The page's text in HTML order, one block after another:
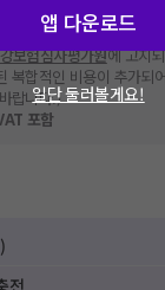
추가비용 등으로 실제 가격
에 직접 문의해주세요.
보험심사평가원에 고지
복합적인 비용이 추가되
랍니다.)
포함
전
앱 다운로드
일단 둘러볼게요!